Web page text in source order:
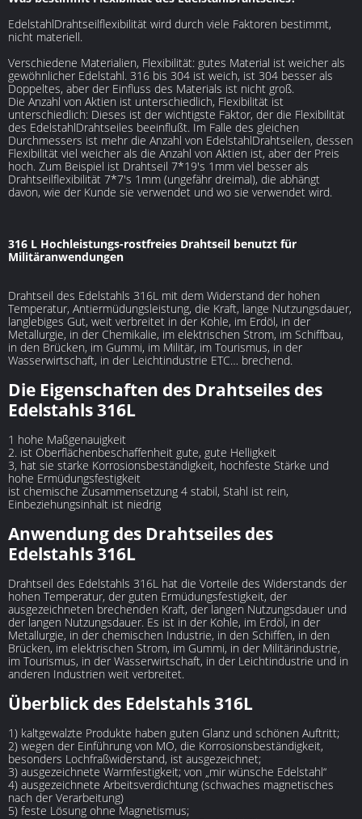
EdelstahlDrahtseilflexibilität wird durch viele Faktoren bestimmt,
nicht materiell.
Verschiedene Materialien, Flexibilität: gutes Material ist weicher als
gewöhnlicher Edelstahl. 316 bis 304 ist weich, ist 304 besser als
Doppeltes, aber der Einfluss des Materials ist nicht groß.
Die Anzahl von Aktien ist unterschiedlich, Flexibilität ist
unterschiedlich: Dieses ist der wichtigste Faktor, der die Flexibilität
des EdelstahlDrahtseiles beeinflußt. Im Falle des gleichen
Durchmessers ist mehr die Anzahl von EdelstahlDrahtseilen, dessen
Flexibilität viel weicher als die Anzahl von Aktien ist, aber der Preis
hoch. Zum Beispiel ist Drahtseil 7*19's 1mm viel besser als
Drahtseilflexibilität 7*7's 1mm (ungefähr dreimal), die abhängt
davon, wie der Kunde sie verwendet und wo sie verwendet wird.
316 L Hochleistungs-rostfreies Drahtseil benutzt für
Militäranwendungen
Drahtseil des Edelstahls 316L mit dem Widerstand der hohen
Temperatur, Antiermüdungsleistung, die Kraft, lange Nutzungsdauer,
langlebiges Gut, weit verbreitet in der Kohle, im Erdöl, in der
Metallurgie, in der Chemikalie, im elektrischen Strom, im Schiffbau,
in den Brücken, im Gummi, im Militär, im Tourismus, in der
Wasserwirtschaft, in der Leichtindustrie ETC… brechend.
Die Eigenschaften des Drahtseiles des
Edelstahls 316L
1 hohe Maßgenauigkeit
2. ist Oberflächenbeschaffenheit gute, gute Helligkeit
3, hat sie starke Korrosionsbeständigkeit, hochfeste Stärke und
hohe Ermüdungsfestigkeit
ist chemische Zusammensetzung 4 stabil, Stahl ist rein,
Einbeziehungsinhalt ist niedrig
Anwendung des Drahtseiles des
Edelstahls 316L
Drahtseil des Edelstahls 316L hat die Vorteile des Widerstands der
hohen Temperatur, der guten Ermüdungsfestigkeit, der
ausgezeichneten brechenden Kraft, der langen Nutzungsdauer und
der langen Nutzungsdauer. Es ist in der Kohle, im Erdöl, in der
Metallurgie, in der chemischen Industrie, in den Schiffen, in den
Brücken, im elektrischen Strom, im Gummi, in der Militärindustrie,
im Tourismus, in der Wasserwirtschaft, in der Leichtindustrie und in
anderen Industrien weit verbreitet.
Überblick des Edelstahls 316L
1) kaltgewalzte Produkte haben guten Glanz und schönen Auftritt;
2) wegen der Einführung von MO, die Korrosionsbeständigkeit,
besonders Lochfraßwiderstand, ist ausgezeichnet;
3) ausgezeichnete Warmfestigkeit; von „mir wünsche Edelstahl“
4) ausgezeichnete Arbeitsverdichtung (schwaches magnetisches
nach der Verarbeitung)
5) feste Lösung ohne Magnetismus;